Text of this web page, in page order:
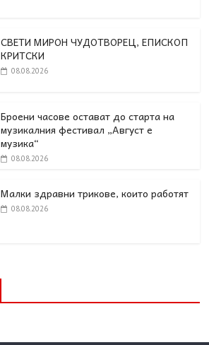
СВЕТИ МИРОН ЧУДОТВОРЕЦ, ЕПИСКОП
КРИТСКИ
08.08.2026
Броени часове остават до старта на
музикалния фестивал „Август е
музика“
08.08.2026
Малки здравни трикове, които работят
08.08.2026